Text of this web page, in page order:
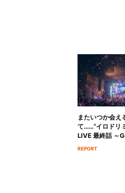
またいつか会え
て……“イロドリ
LIVE 最終話 ～
MIRAI!!!!!!!!!!!!!!
REPORT